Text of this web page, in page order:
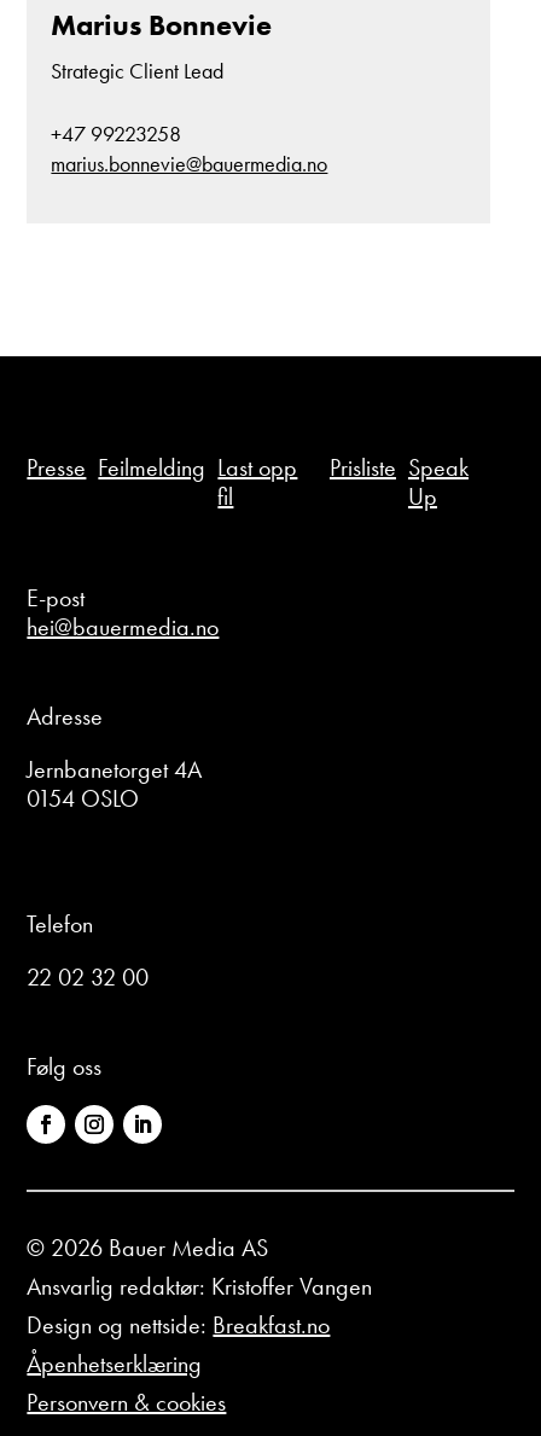
Marius Bonnevie
Strategic Client Lead
+47 99223258
marius.bonnevie@bauermedia.no
Presse Feilmelding Last opp
fil
Prisliste Speak
Up
E-post
hei@bauermedia.no
Adresse
Jernbanetorget 4A
0154 OSLO
Telefon
22 02 32 00
Følg oss
© 2026 Bauer Media AS
Ansvarlig redaktør: Kristoffer Vangen
Design og nettside: Breakfast.no
Åpenhetserklæring
Personvern & cookies